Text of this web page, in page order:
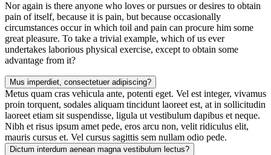
Nor again is there anyone who loves or pursues or desires to obtain
pain of itself, because it is pain, but because occasionally
circumstances occur in which toil and pain can procure him some
great pleasure. To take a trivial example, which of us ever
undertakes laborious physical exercise, except to obtain some
advantage from it?
Mus imperdiet, consectetuer adipiscing?
Metus quam cras vehicula ante, potenti eget. Vel est integer, vivamus
proin torquent, sodales aliquam tincidunt laoreet est, at in sollicitudin
laoreet etiam sit suspendisse, ligula ut vestibulum dapibus et neque.
Nibh et risus ipsum amet pede, eros arcu non, velit ridiculus elit,
mauris cursus et. Vel cursus sagittis sem nullam odio pede.
Dictum interdum aenean magna vestibulum lectus?